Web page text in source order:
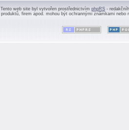
Tento web site byl vytvořen prostřednictvím phpRS -
produktů, firem apod. mohou být ochrannými známkami